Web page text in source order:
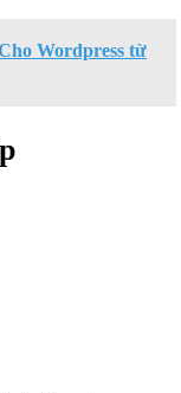
Wordpress từ